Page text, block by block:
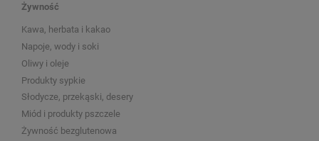
Żywność
Kawa, herbata i kakao
Napoje, wody i soki
Oliwy i oleje
Produkty sypkie
Słodycze, przekąski, desery
Miód i produkty pszczele
Żywność bezglutenowa